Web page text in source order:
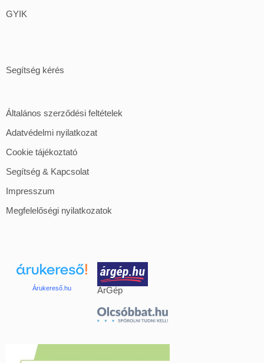
GYIK
Segítség kérés
Általános szerződési feltételek
Adatvédelmi nyilatkozat
Cookie tájékoztató
Segítség & Kapcsolat
Impresszum
Megfelelőségi nyilatkozatok
Árukereső.hu ÁrGép